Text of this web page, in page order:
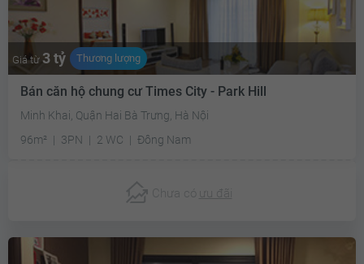
Giá từ 3 tỷ Thương lượng
Bán căn hộ chung cư Times City - Park Hill
Minh Khai, Quận Hai Bà Trưng, Hà Nội
96m²
3PN 2 WC Đông Nam
Chưa có ưu đãi